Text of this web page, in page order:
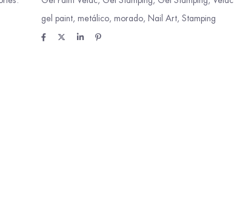
gel paint, metálico, morado, Nail Art, Stamping